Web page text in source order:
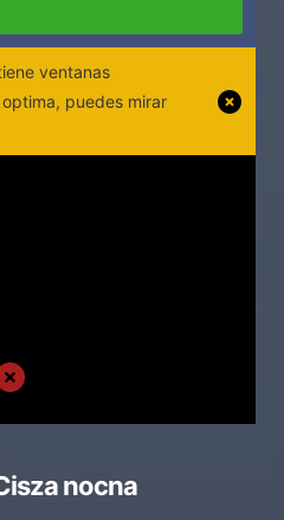
ventanas
puedes mirar
nocna